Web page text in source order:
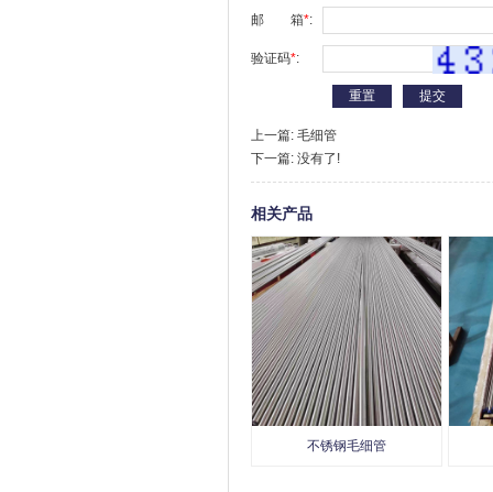
邮 箱*:
验证码*:
上一篇:毛细管
下一篇: 没有了!
相关产品
不锈钢毛细管